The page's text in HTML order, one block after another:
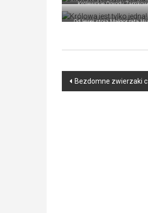
Królewskie Ogrody
Centrum Zieleni Sp. z
Od lewej stoją Małgorzata
Post
Bezdomne zwierzaki